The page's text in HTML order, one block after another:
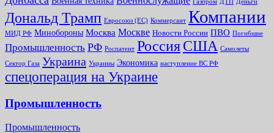
Дональд Трамп Евросоюз (ЕС) Коммерсант Компании
МИД РФ Минобороны Москва Москве Новости России ПВО Погибшие
Промышленность РФ Роспатент РоссияСША Самолеты
Сектор Газа Украина Украины Экономика наступление ВС РФ
спецоперация на Украине
Промышленность
Промышленность